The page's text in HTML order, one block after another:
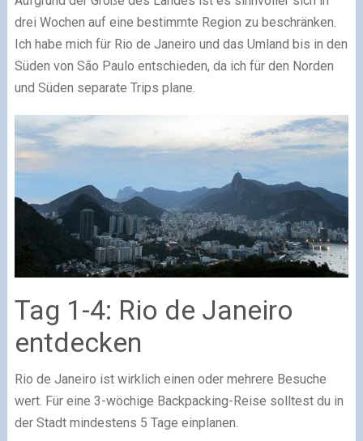
drei Wochen auf eine bestimmte Region zu beschränken.
Ich habe mich für Rio de Janeiro und das Umland bis in den
Süden von São Paulo entschieden, da ich für den Norden
und Süden separate Trips plane.
Tag 1-4: Rio de Janeiro
entdecken
Rio de Janeiro ist wirklich einen oder mehrere Besuche
wert. Für eine 3-wöchige Backpacking-Reise solltest du in
der Stadt mindestens 5 Tage einplanen.